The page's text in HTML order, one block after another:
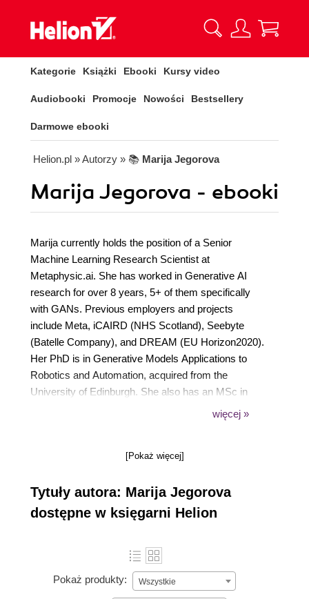
Kategorie Książki Ebooki Kursy video
Audiobooki Promocje Nowości Bestsellery
Darmowe ebooki
Helion.pl » Autorzy » 📚 Marija Jegorova
Marija Jegorova - ebooki
Marija currently holds the position of a Senior
Machine Learning Research Scientist at
Metaphysic.ai. She has worked in Generative AI
research for over 8 years, 5+ of them specifically
with GANs. Previous employers and projects
include Meta, iCAIRD (NHS Scotland), Seebyte
(Batelle Company), and DREAM (EU Horizon2020).
Her PhD is in Generative Models Applications to
Robotics and Automation, acquired from the
University of Edinburgh. She also has an MSc in
Computational Statistics and Machine Learning from
peer-reviewed venues in the fields of Machine
and TPAMI.
więcej »
[Pokaż więcej]
Tytuły autora: Marija Jegorova
dostępne w księgarni Helion
Pokaż produkty: Wszystkie